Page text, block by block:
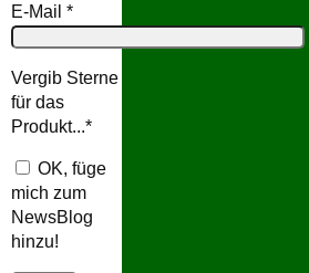
E-Mail*
Vergib Sterne
für das
Produkt...*
OK, füge
mich zum
NewsBlog
hinzu!